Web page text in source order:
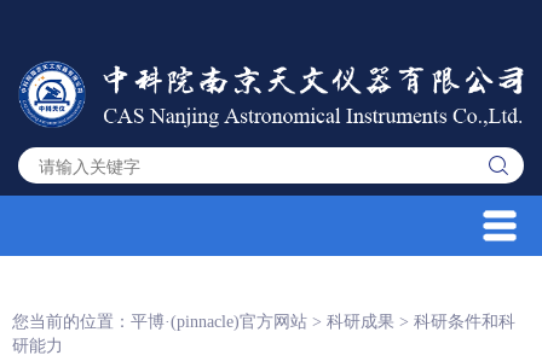
您当前的位置： 平博·(pinnacle)官方网站 > 科研成果 > 科研条件和科
研能力